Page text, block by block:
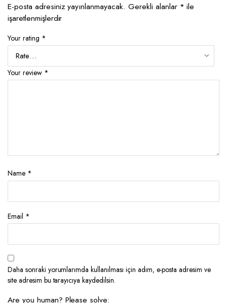
E-posta adresiniz yayınlanmayacak. Gerekli alanlar * ile
işaretlenmişlerdir
Your rating *
Your review *
Name *
Email *
Daha sonraki yorumlarımda kullanılması için adım, e-posta adresim ve
site adresim bu tarayıcıya kaydedilsin.
Are you human? Please solve: